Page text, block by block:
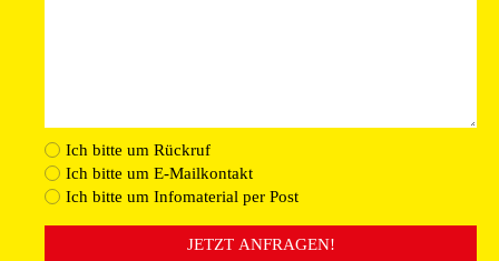
Ich bitte um Rückruf
Ich bitte um E-Mailkontakt
Ich bitte um Infomaterial per Post
JETZT ANFRAGEN!